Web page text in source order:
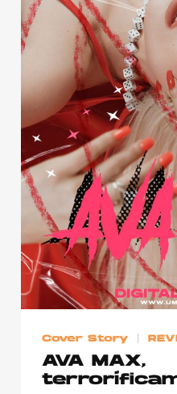
Cover Story
AVA MAX,